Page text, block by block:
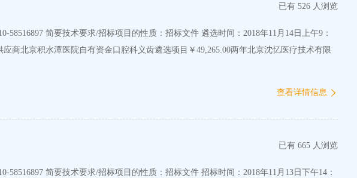
已有 526 人浏览
商北京积水潭医院自有资金口腔科义齿遴选项目￥49,265.00两年北京沈忆医疗技术有限
查看详情信息
已有 665 人浏览